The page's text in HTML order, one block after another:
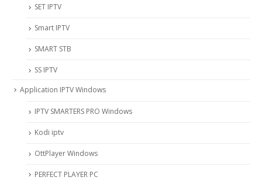
SET IPTV
Smart IPTV
SMART STB
SS IPTV
Application IPTV Windows
IPTV SMARTERS PRO Windows
Kodi iptv
OttPlayer Windows
PERFECT PLAYER PC